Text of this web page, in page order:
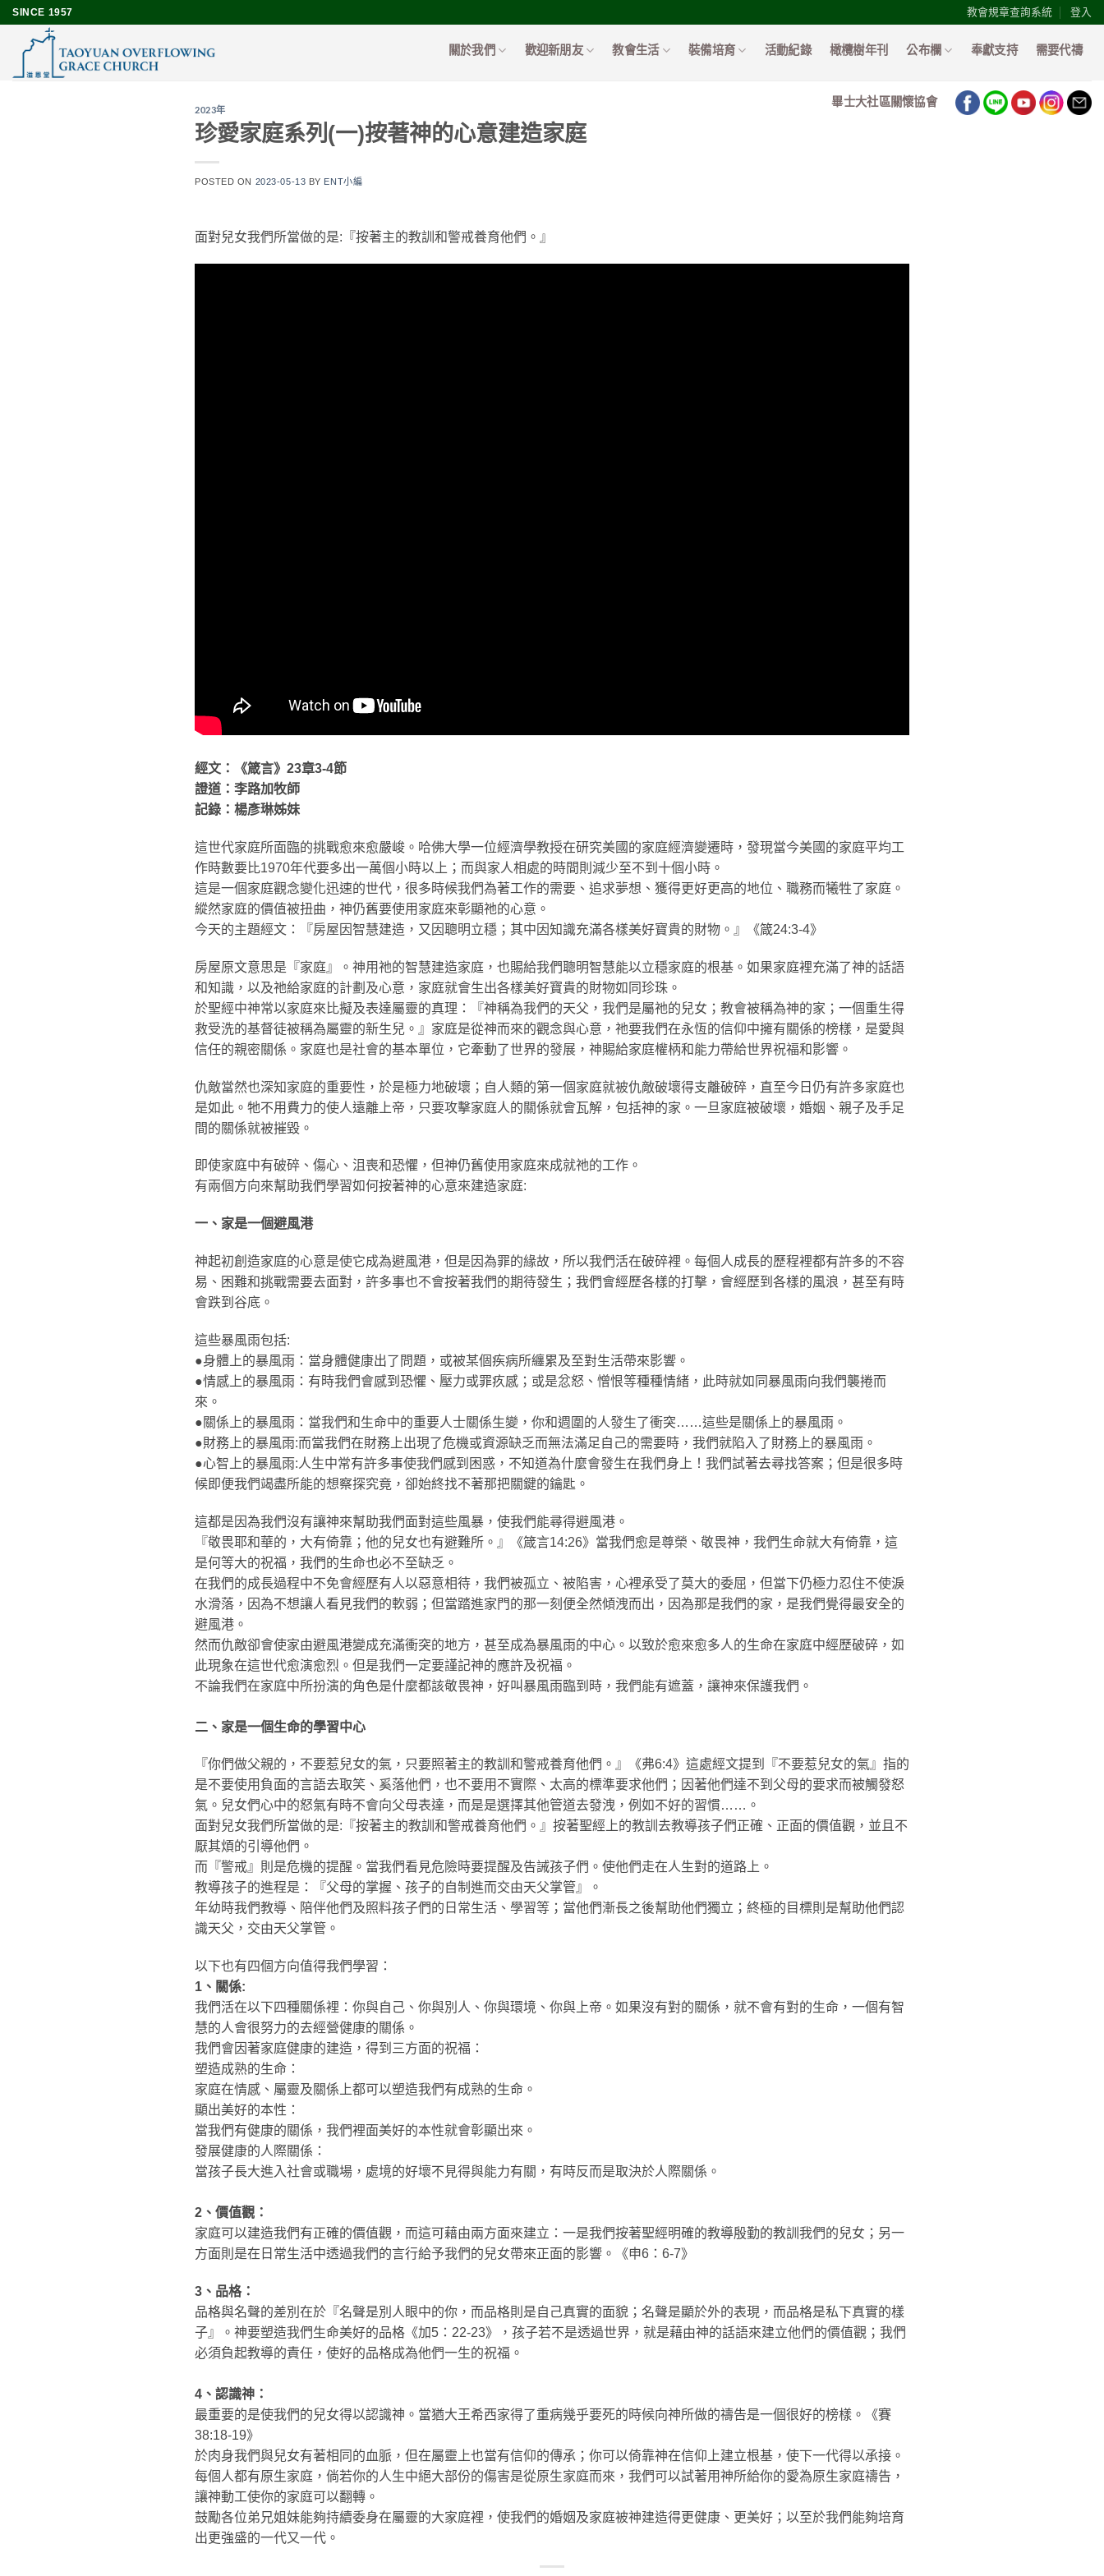
Skip
content
SINCE 1957 教會規章查詢系統 登入
關於我們 歡迎新朋友 教會生活 裝備培育 活動紀錄 橄欖樹年刊 公布欄 奉獻支持 需要代禱
畢士大社區關懷協會
2023年
珍愛家庭系列(一)按著神的心意建造家庭
POSTED ON 2023-05-13 BY ENT小編
面對兒女我們所當做的是:『按著主的教訓和警戒養育他們。』
經文：《箴言》23章3-4節
證道：李路加牧師
記錄：楊彥琳姊妹
這世代家庭所面臨的挑戰愈來愈嚴峻。哈佛大學一位經濟學教授在研究美國的家庭經濟變遷時，發現當今美國的家庭平均工
作時數要比1970年代要多出一萬個小時以上；而與家人相處的時間則減少至不到十個小時。
這是一個家庭觀念變化迅速的世代，很多時候我們為著工作的需要、追求夢想、獲得更好更高的地位、職務而犧牲了家庭。
縱然家庭的價值被扭曲，神仍舊要使用家庭來彰顯祂的心意。
今天的主題經文：『房屋因智慧建造，又因聰明立穩；其中因知識充滿各樣美好寶貴的財物。』《箴24:3-4》
房屋原文意思是『家庭』。神用祂的智慧建造家庭，也賜給我們聰明智慧能以立穩家庭的根基。如果家庭裡充滿了神的話語
和知識，以及祂給家庭的計劃及心意，家庭就會生出各樣美好寶貴的財物如同珍珠。
於聖經中神常以家庭來比擬及表達屬靈的真理：『神稱為我們的天父，我們是屬祂的兒女；教會被稱為神的家；一個重生得
救受洗的基督徒被稱為屬靈的新生兒。』家庭是從神而來的觀念與心意，祂要我們在永恆的信仰中擁有關係的榜樣，是愛與
信任的親密關係。家庭也是社會的基本單位，它牽動了世界的發展，神賜給家庭權柄和能力帶給世界祝福和影響。
仇敵當然也深知家庭的重要性，於是極力地破壞；自人類的第一個家庭就被仇敵破壞得支離破碎，直至今日仍有許多家庭也
是如此。牠不用費力的使人遠離上帝，只要攻擊家庭人的關係就會瓦解，包括神的家。一旦家庭被破壞，婚姻、親子及手足
間的關係就被摧毀。
即使家庭中有破碎、傷心、沮喪和恐懼，但神仍舊使用家庭來成就祂的工作。
有兩個方向來幫助我們學習如何按著神的心意來建造家庭:
一、家是一個避風港
神起初創造家庭的心意是使它成為避風港，但是因為罪的緣故，所以我們活在破碎裡。每個人成長的歷程裡都有許多的不容
易、困難和挑戰需要去面對，許多事也不會按著我們的期待發生；我們會經歷各樣的打擊，會經歷到各樣的風浪，甚至有時
會跌到谷底。
這些暴風雨包括:
●身體上的暴風雨：當身體健康出了問題，或被某個疾病所纏累及至對生活帶來影響。
●情感上的暴風雨：有時我們會感到恐懼、壓力或罪疚感；或是忿怒、憎恨等種種情緒，此時就如同暴風雨向我們襲捲而
來。
●關係上的暴風雨：當我們和生命中的重要人士關係生變，你和週圍的人發生了衝突……這些是關係上的暴風雨。
●財務上的暴風雨:而當我們在財務上出現了危機或資源缺乏而無法滿足自己的需要時，我們就陷入了財務上的暴風雨。
●心智上的暴風雨:人生中常有許多事使我們感到困惑，不知道為什麼會發生在我們身上！我們試著去尋找答案；但是很多時
候即便我們竭盡所能的想察探究竟，卻始終找不著那把關鍵的鑰匙。
這都是因為我們沒有讓神來幫助我們面對這些風暴，使我們能尋得避風港。
『敬畏耶和華的，大有倚靠；他的兒女也有避難所。』《箴言14:26》當我們愈是尊榮、敬畏神，我們生命就大有倚靠，這
是何等大的祝福，我們的生命也必不至缺乏。
在我們的成長過程中不免會經歷有人以惡意相待，我們被孤立、被陷害，心裡承受了莫大的委屈，但當下仍極力忍住不使淚
水滑落，因為不想讓人看見我們的軟弱；但當踏進家門的那一刻便全然傾洩而出，因為那是我們的家，是我們覺得最安全的
避風港。
然而仇敵卻會使家由避風港變成充滿衝突的地方，甚至成為暴風雨的中心。以致於愈來愈多人的生命在家庭中經歷破碎，如
此現象在這世代愈演愈烈。但是我們一定要謹記神的應許及祝福。
不論我們在家庭中所扮演的角色是什麼都該敬畏神，好叫暴風雨臨到時，我們能有遮蓋，讓神來保護我們。
二、家是一個生命的學習中心
『你們做父親的，不要惹兒女的氣，只要照著主的教訓和警戒養育他們。』《弗6:4》這處經文提到『不要惹兒女的氣』指的
是不要使用負面的言語去取笑、奚落他們，也不要用不實際、太高的標準要求他們；因著他們達不到父母的要求而被觸發怒
氣。兒女們心中的怒氣有時不會向父母表達，而是是選擇其他管道去發洩，例如不好的習慣……。
面對兒女我們所當做的是:『按著主的教訓和警戒養育他們。』按著聖經上的教訓去教導孩子們正確、正面的價值觀，並且不
厭其煩的引導他們。
而『警戒』則是危機的提醒。當我們看見危險時要提醒及告誡孩子們。使他們走在人生對的道路上。
教導孩子的進程是：『父母的掌握、孩子的自制進而交由天父掌管』。
年幼時我們教導、陪伴他們及照料孩子們的日常生活、學習等；當他們漸長之後幫助他們獨立；終極的目標則是幫助他們認
識天父，交由天父掌管。
以下也有四個方向值得我們學習：
1、關係:
我們活在以下四種關係裡：你與自己、你與別人、你與環境、你與上帝。如果沒有對的關係，就不會有對的生命，一個有智
慧的人會很努力的去經營健康的關係。
我們會因著家庭健康的建造，得到三方面的祝福：
塑造成熟的生命：
家庭在情感、屬靈及關係上都可以塑造我們有成熟的生命。
顯出美好的本性：
當我們有健康的關係，我們裡面美好的本性就會彰顯出來。
發展健康的人際關係：
當孩子長大進入社會或職場，處境的好壞不見得與能力有關，有時反而是取決於人際關係。
2、價值觀：
家庭可以建造我們有正確的價值觀，而這可藉由兩方面來建立：一是我們按著聖經明確的教導殷勤的教訓我們的兒女；另一
方面則是在日常生活中透過我們的言行給予我們的兒女帶來正面的影響。《申6：6-7》
3、品格：
品格與名聲的差別在於『名聲是別人眼中的你，而品格則是自己真實的面貌；名聲是顯於外的表現，而品格是私下真實的樣
子』。神要塑造我們生命美好的品格《加5：22-23》，孩子若不是透過世界，就是藉由神的話語來建立他們的價值觀；我們
必須負起教導的責任，使好的品格成為他們一生的祝福。
4、認識神：
最重要的是使我們的兒女得以認識神。當猶大王希西家得了重病幾乎要死的時候向神所做的禱告是一個很好的榜樣。《賽
38:18-19》
於肉身我們與兒女有著相同的血脈，但在屬靈上也當有信仰的傳承；你可以倚靠神在信仰上建立根基，使下一代得以承接。
每個人都有原生家庭，倘若你的人生中絕大部份的傷害是從原生家庭而來，我們可以試著用神所給你的愛為原生家庭禱告，
讓神動工使你的家庭可以翻轉。
鼓勵各位弟兄姐妹能夠持續委身在屬靈的大家庭裡，使我們的婚姻及家庭被神建造得更健康、更美好；以至於我們能夠培育
出更強盛的一代又一代。